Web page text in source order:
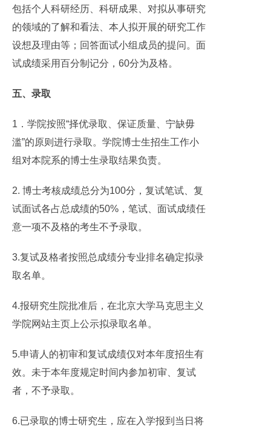
包括个人科研经历、科研成果、对拟从事研究
的领域的了解和看法、本人拟开展的研究工作
设想及理由等；回答面试小组成员的提问。面
试成绩采用百分制记分，60分为及格。
五、录取
1．学院按照“择优录取、保证质量、宁缺毋
滥”的原则进行录取。学院博士生招生工作小
组对本院系的博士生录取结果负责。
2. 博士考核成绩总分为100分，复试笔试、复
试面试各占总成绩的50%，笔试、面试成绩任
意一项不及格的考生不予录取。
3.复试及格者按照总成绩分专业排名确定拟录
取名单。
4.报研究生院批准后，在北京大学马克思主义
学院网站主页上公示拟录取名单。
5.申请人的初审和复试成绩仅对本年度招生有
效。未于本年度规定时间内参加初审、复试
者，不予录取。
6.已录取的博士研究生，应在入学报到当日将